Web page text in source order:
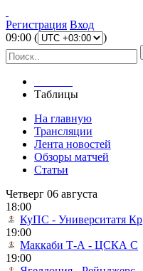
Регистрация Вход
09:00 ( )
Таблицы
На главную
Трансляции
Лента новостей
Обзоры матчей
Статьи
Четверг 06 августа
18:00
КуПС - Университатя Кр
19:00
Маккаби Т-А - ЦСКА С
19:00